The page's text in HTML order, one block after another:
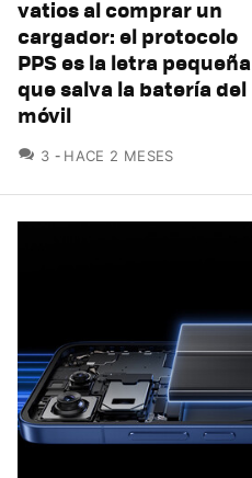
vatios al comprar un
cargador: el protocolo
PPS es la letra pequeña
que salva la batería del
móvil
3 COMENTARIOS
HACE 2 MESES